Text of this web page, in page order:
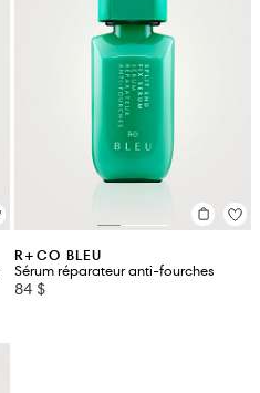
R+CO BLEU
Sérum réparateur anti-fourches
84 $